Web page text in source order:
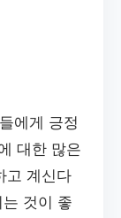
에게 긍정
대한 많은
고 계신다
것이 좋